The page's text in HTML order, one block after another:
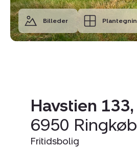
Billeder
Havstien
6950
Fritidsbolig